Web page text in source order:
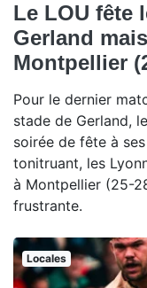
Le LOU fête
Gerland
Montpellier
Pour le dernier
stade de Gerland,
soirée de fête à
tonitruant, les
à Montpellier (25-
frustrante.
Locales